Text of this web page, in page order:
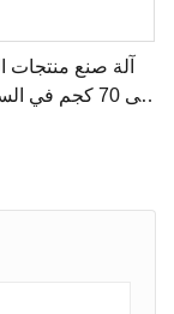
إلى 70 كجم في